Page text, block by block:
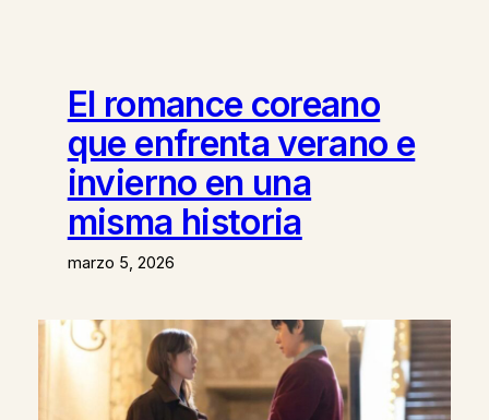
El romance coreano
que enfrenta verano e
invierno en una
misma historia
marzo 5, 2026